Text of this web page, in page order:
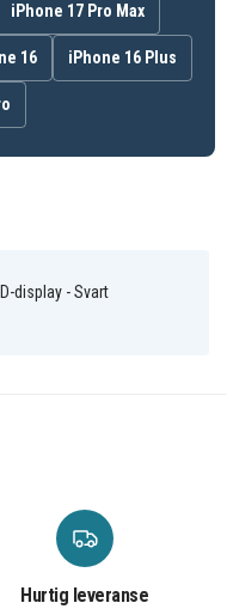
iPhone 17 Pro Max
16 iPhone 16 Plus
display - Svart
Hurtig leveranse